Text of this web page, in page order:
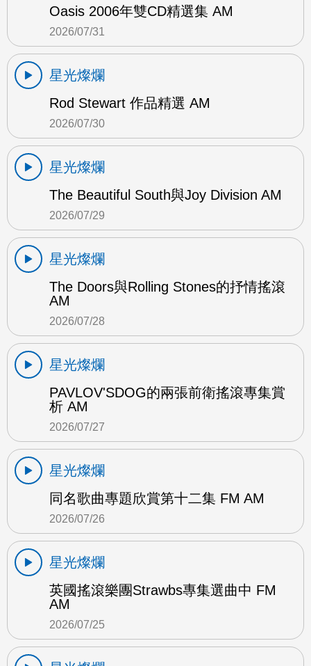
Oasis 2006年雙CD精選集 AM
2026/07/31
星光燦爛
Rod Stewart 作品精選 AM
2026/07/30
星光燦爛
The Beautiful South與Joy Division AM
2026/07/29
星光燦爛
The Doors與Rolling Stones的抒情搖滾
AM
2026/07/28
星光燦爛
PAVLOV'SDOG的兩張前衛搖滾專集賞
析 AM
2026/07/27
星光燦爛
同名歌曲專題欣賞第十二集 FM AM
2026/07/26
星光燦爛
英國搖滾樂團Strawbs專集選曲中 FM
AM
2026/07/25